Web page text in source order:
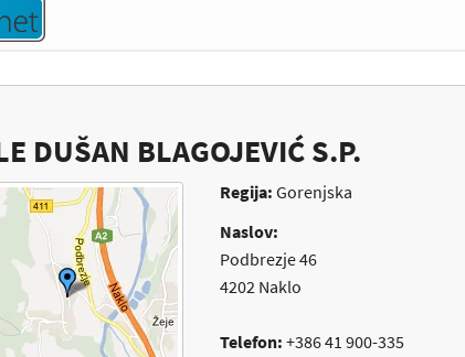
DUŠAN BLAGOJEVIĆ S.P.
Regija: Gorenjska
Naslov:
Podbrezje 46
4202 Naklo
Telefon: +386 41 900-335